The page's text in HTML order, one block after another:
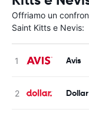
Offriamo un
Saint Kitts e Nevis:
Avis